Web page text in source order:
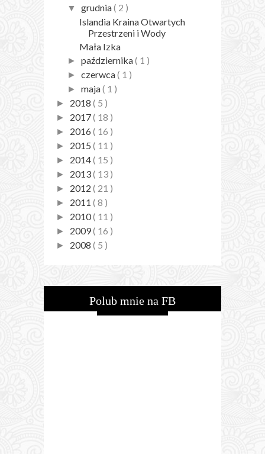
▼grudnia( 2 )
Islandia Kraina Otwartych
Przestrzeni i Wody
Mała Izka
►października( 1 )
►czerwca( 1 )
►maja( 1 )
► 2018 ( 5 )
► 2017( 18 )
► 2016 ( 16 )
► 2015 ( 11 )
► 2014( 15 )
► 2013( 13 )
► 2012 ( 21 )
► 2011 ( 8 )
► 2010( 11 )
► 2009( 16 )
► 2008 ( 5 )
Polub mnie na FB